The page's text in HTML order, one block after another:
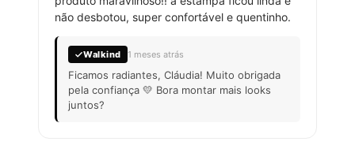
não desbotou, super confortável e quentinho.
Walkind 1 meses atrás
Ficamos radiantes, Cláudia! Muito obrigada
pela confiança 💛 Bora montar mais looks
juntos?